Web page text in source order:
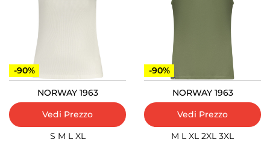
-90%
NORWAY 1963
Vedi Prezzo
S M L XL
-90%
NORWAY 1963
Vedi Prezzo
M L XL 2XL 3XL